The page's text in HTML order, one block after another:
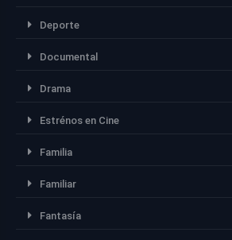
Deporte
Documental
Drama
Estrénos en Cine
Familia
Familiar
Fantasía